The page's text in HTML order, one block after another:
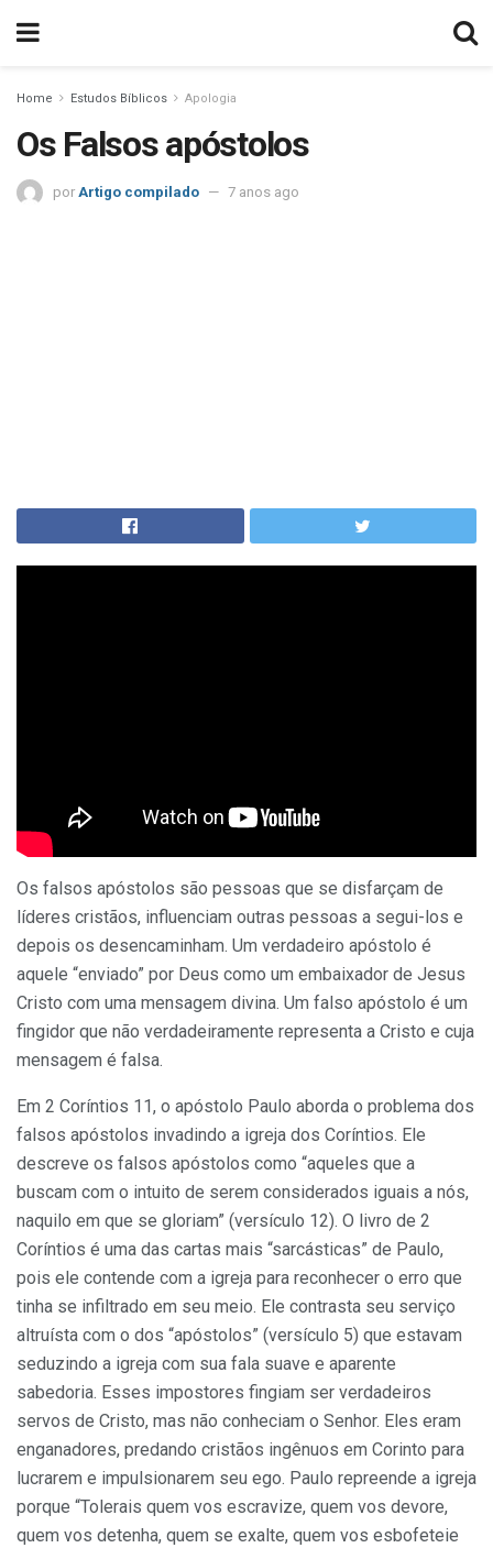
Home Estudos Bíblicos Apologia
Os Falsos apóstolos
por Artigo compilado 7 anos ago
Os falsos apóstolos são pessoas que se disfarçam de
líderes cristãos, influenciam outras pessoas a segui-los e
depois os desencaminham. Um verdadeiro apóstolo é
aquele “enviado” por Deus como um embaixador de Jesus
Cristo com uma mensagem divina. Um falso apóstolo é um
fingidor que não verdadeiramente representa a Cristo e cuja
mensagem é falsa.
Em 2 Coríntios 11, o apóstolo Paulo aborda o problema dos
falsos apóstolos invadindo a igreja dos Coríntios. Ele
descreve os falsos apóstolos como “aqueles que a
buscam com o intuito de serem considerados iguais a nós,
naquilo em que se gloriam” (versículo 12). O livro de 2
Coríntios é uma das cartas mais “sarcásticas” de Paulo,
pois ele contende com a igreja para reconhecer o erro que
tinha se infiltrado em seu meio. Ele contrasta seu serviço
altruísta com o dos “apóstolos” (versículo 5) que estavam
seduzindo a igreja com sua fala suave e aparente
sabedoria. Esses impostores fingiam ser verdadeiros
servos de Cristo, mas não conheciam o Senhor. Eles eram
enganadores, predando cristãos ingênuos em Corinto para
lucrarem e impulsionarem seu ego. Paulo repreende a igreja
porque “Tolerais quem vos escravize, quem vos devore,
quem vos detenha, quem se exalte, quem vos esbofeteie